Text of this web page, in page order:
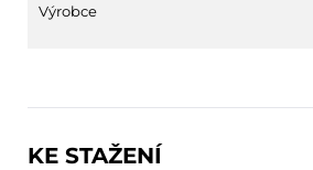
Výrobce
KE STAŽENÍ